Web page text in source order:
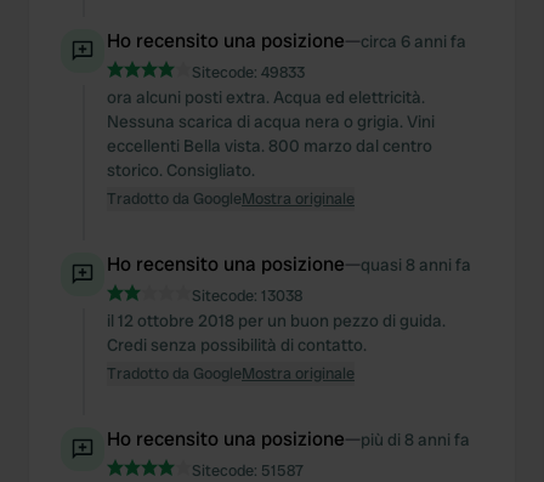
Ho recensito una posizione—circa 6 anni fa
Sitecode: 49833
ora alcuni posti extra. Acqua ed elettricità.
Nessuna scarica di acqua nera o grigia. Vini
eccellenti Bella vista. 800 marzo dal centro
storico. Consigliato.
Tradotto da GoogleMostra originale
Ho recensito una posizione—quasi 8 anni fa
Sitecode: 13038
il 12 ottobre 2018 per un buon pezzo di guida.
Credi senza possibilità di contatto.
Tradotto da GoogleMostra originale
Ho recensito una posizione—più di 8 anni fa
Sitecode: 51587